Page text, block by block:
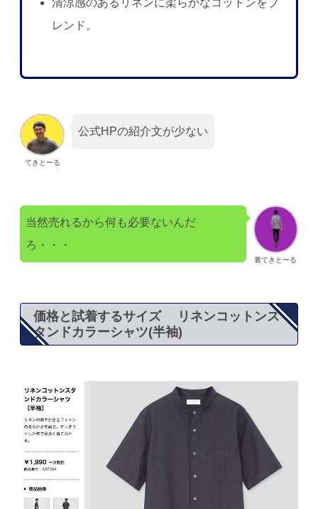
レンド。
てきとーる
公式HPの紹介文が少ない
裏てきとーる
当然売れるから何も必要ないんだ
ろ・・・
価格と試着するサイズ リネンコットンス
タンドカラーシャツ(半袖)